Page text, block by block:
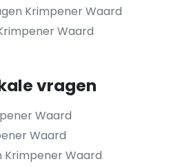
Krimpener Waard
Waard
vragen
Waard
Waard
Krimpener Waard